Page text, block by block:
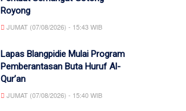
Royong
JUMAT (07/08/2026) - 15:43 WIB
Lapas Blangpidie Mulai Program
Pemberantasan Buta Huruf Al-
Qur’an
JUMAT (07/08/2026) - 15:40 WIB